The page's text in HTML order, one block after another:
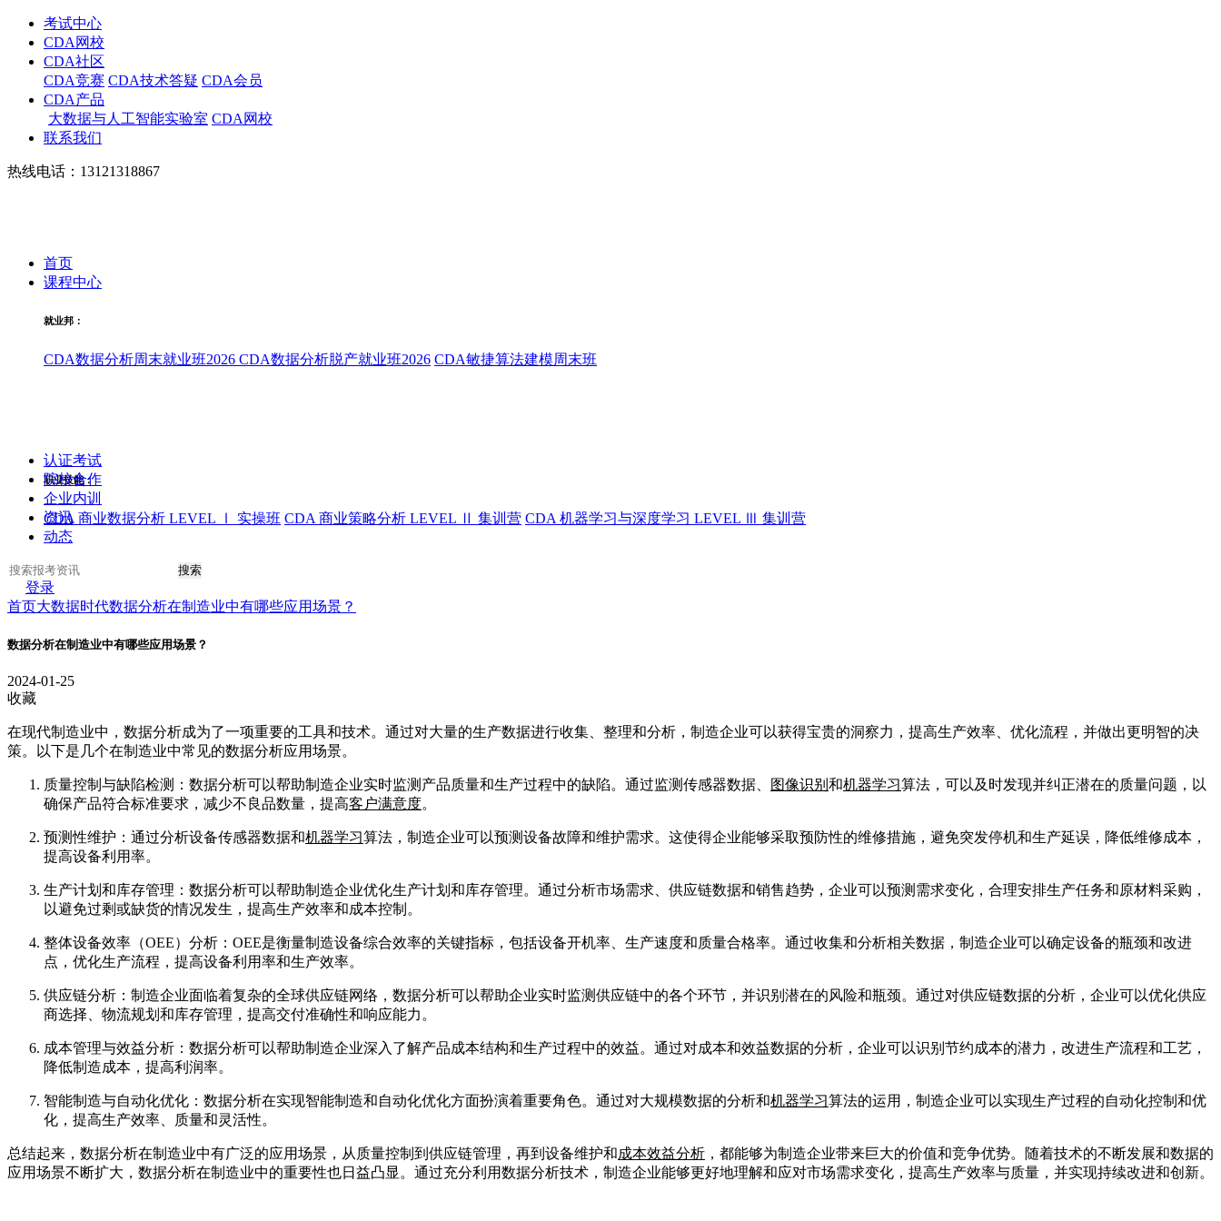
考试中心
CDA网校
CDA社区
CDA竞赛 CDA技术答疑 CDA会员
CDA产品
大数据与人工智能实验室 CDA网校
联系我们
热线电话：13121318867
首页
课程中心
就业邦：
CDA数据分析周末就业班2026 CDA数据分析脱产就业班2026 CDA敏捷算法建模周末班
职业技能：
CDA 商业数据分析 LEVEL Ⅰ 实操班 CDA 商业策略分析 LEVEL Ⅱ 集训营 CDA 机器学习与深度学习 LEVEL Ⅲ 集训营
认证考试
院校合作
企业内训
资讯
动态
搜索
登录
首页大数据时代数据分析在制造业中有哪些应用场景？
数据分析在制造业中有哪些应用场景？
2024-01-25
收藏
在现代制造业中，数据分析成为了一项重要的工具和技术。通过对大量的生产数据进行收集、整理和分析，制造企业可以获得宝贵的洞察力，提高生产效率、优化流程，并做出更明智的决
策。以下是几个在制造业中常见的数据分析应用场景。
质量控制与缺陷检测：数据分析可以帮助制造企业实时监测产品质量和生产过程中的缺陷。通过监测传感器数据、 图像识别 和机器学习算法，可以及时发现并纠正潜在的质量问题，以
确保产品符合标准要求，减少不良品数量，提高客户满意度。
预测性维护：通过分析设备传感器数据和机器学习算法，制造企业可以预测设备故障和维护需求。这使得企业能够采取预防性的维修措施，避免突发停机和生产延误，降低维修成本，
提高设备利用率。
生产计划和库存管理：数据分析可以帮助制造企业优化生产计划和库存管理。通过分析市场需求、供应链数据和销售趋势，企业可以预测需求变化，合理安排生产任务和原材料采购，
以避免过剩或缺货的情况发生，提高生产效率和成本控制。
整体设备效率（OEE）分析：OEE是衡量制造设备综合效率的关键指标，包括设备开机率、生产速度和质量合格率。通过收集和分析相关数据，制造企业可以确定设备的瓶颈和改进
点，优化生产流程，提高设备利用率和生产效率。
供应链分析：制造企业面临着复杂的全球供应链网络，数据分析可以帮助企业实时监测供应链中的各个环节，并识别潜在的风险和瓶颈。通过对供应链数据的分析，企业可以优化供应
商选择、物流规划和库存管理，提高交付准确性和响应能力。
成本管理与效益分析：数据分析可以帮助制造企业深入了解产品成本结构和生产过程中的效益。通过对成本和效益数据的分析，企业可以识别节约成本的潜力，改进生产流程和工艺，
降低制造成本，提高利润率。
智能制造与自动化优化：数据分析在实现智能制造和自动化优化方面扮演着重要角色。通过对大规模数据的分析和机器学习算法的运用，制造企业可以实现生产过程的自动化控制和优
化，提高生产效率、质量和灵活性。
总结起来，数据分析在制造业中有广泛的应用场景，从质量控制到供应链管理，再到设备维护和成本效益分析 ，都能够为制造企业带来巨大的价值和竞争优势。随着技术的不断发展和数据的
应用场景不断扩大，数据分析在制造业中的重要性也日益凸显。通过充分利用数据分析技术，制造企业能够更好地理解和应对市场需求变化，提高生产效率与质量，并实现持续改进和创新。